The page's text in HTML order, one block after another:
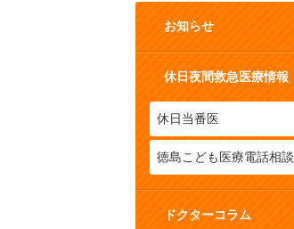
お知らせ
休日夜間救急医療情報
休日当番医
徳島こども医療電話相談
ドクターコラム